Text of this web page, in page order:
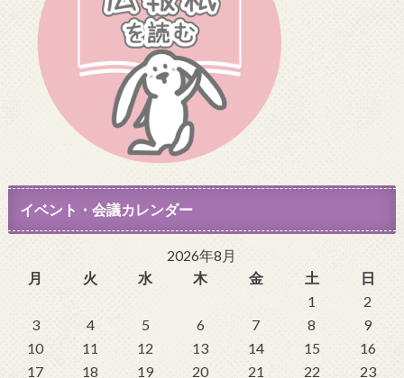
イベント・会議カレンダー
2026年8月
月
火 水 木 金 土
日
1
2
3
4 5 6 7 8
9
10
11 12 13 14 15
16
17
18 19 20 21 22
23